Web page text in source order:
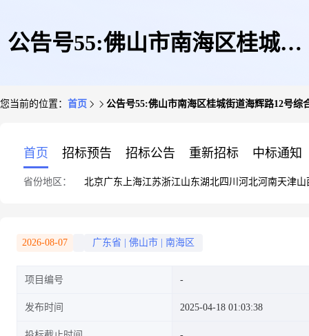
公告号55:佛山市南海区桂城街
您当前的位置： 首页 公告号55:佛山市南海区桂城街道海辉路12号综
首页 招标预告 招标公告 重新招标 中标通知
省份地区： 北京广东 上海江苏浙江山东湖北四川 河北河南天津山
2026-08-07 广东省 佛山市 南海区
项目编号
发布时间 2025-04-18 01:03:38